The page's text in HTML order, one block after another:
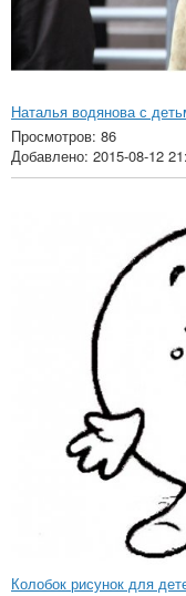
Наталья водянова с
Просмотров: 86
Добавлено: 2015-08-12
Колобок рисунок для